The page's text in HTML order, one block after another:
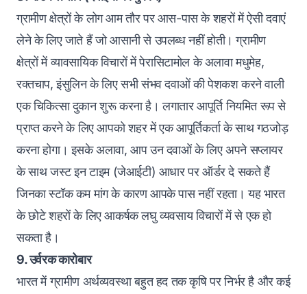
ग्रामीण क्षेत्रों के लोग आम तौर पर आस-पास के शहरों में ऐसी दवाएं
लेने के लिए जाते हैं जो आसानी से उपलब्ध नहीं होती। ग्रामीण
क्षेत्रों में व्यावसायिक विचारों में पेरासिटामोल के अलावा मधुमेह,
रक्तचाप, इंसुलिन के लिए सभी संभव दवाओं की पेशकश करने वाली
एक चिकित्सा दुकान शुरू करना है। लगातार आपूर्ति नियमित रूप से
प्राप्त करने के लिए आपको शहर में एक आपूर्तिकर्ता के साथ गठजोड़
करना होगा। इसके अलावा, आप उन दवाओं के लिए अपने सप्लायर
के साथ जस्ट इन टाइम (जेआईटी) आधार पर ऑर्डर दे सकते हैं
जिनका स्टॉक कम मांग के कारण आपके पास नहीं रहता। यह भारत
के छोटे शहरों के लिए आकर्षक लघु व्यवसाय विचारों में से एक हो
सकता है।
9. उर्वरक कारोबार
भारत में ग्रामीण अर्थव्यवस्था बहुत हद तक कृषि पर निर्भर है और कई